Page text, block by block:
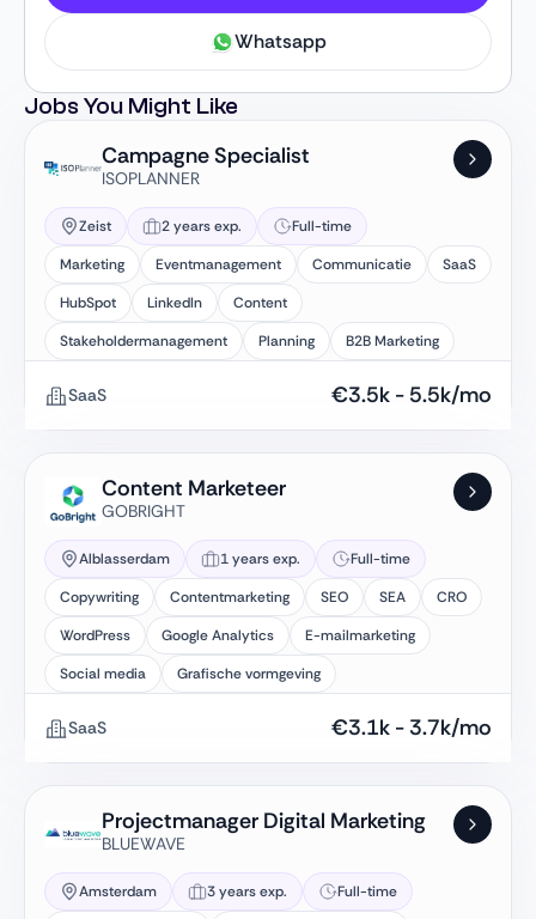
Whatsapp
Jobs You Might Like
Campagne Specialist
ISOPLANNER
Zeist 2 years exp.
Full-time
Marketing
Eventmanagement Communicatie
SaaS
HubSpot
LinkedIn
Content
Stakeholdermanagement
Planning B2B Marketing
SaaS €3.5k - 5.5k/mo
Content Marketeer
GOBRIGHT
Alblasserdam 1 years exp.
Full-time
Copywriting
Contentmarketing SEO SEA
CRO
WordPress
Google Analytics
E-mailmarketing
Social media
Grafische vormgeving
SaaS €3.1k - 3.7k/mo
Projectmanager Digital Marketing
BLUEWAVE
Amsterdam 3 years exp.
Full-time